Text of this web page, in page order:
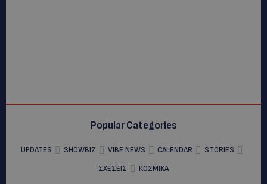
Popular Categories
UPDATES SHOWBIZ VIBE NEWS CALENDAR
STORIES
ΣΧΕΣΕΙΣ
ΚΟΣΜΙΚΑ